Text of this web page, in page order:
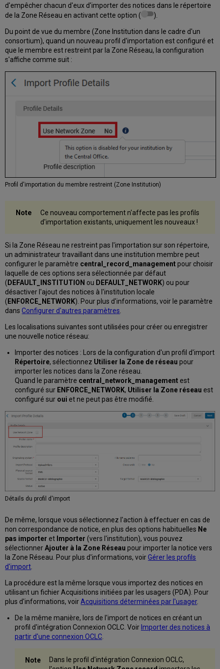
MARC
21
Récolte
des
notices
électroniques
à
communauté
Rapport
Moissonnage
modèles
dans
réseau
GND
BARE
Autres
modèles
d'autorité
Attribuer
une
notice
de
de
la
Réseau
au
catalogueur
d'une
autre
institution
d'empêcher chacun d'eux d'importer des notices dans le répertoire
de la Zone Réseau en activant cette option (
).
Du point de vue du membre (Zone Institution dans le cadre d'un
consortium), quand un nouveau profil d'importation est configuré et
que le membre est restreint par la Zone Réseau, la configuration
s'affiche comme suit :
Profil d'importation du membre restreint (Zone Institution)
Ce nouveau comportement n'affecte pas les profils
d'importation existants, uniquement les nouveaux !
Si la Zone Réseau ne restreint pas l'importation sur son répertoire,
un administrateur travaillant dans une institution membre peut
configurer le paramètre central_record_managementpour choisir
laquelle de ces options sera sélectionnée par défaut
( DEFAULT_INSTITUTION ou DEFAULT_NETWORK) ou pour
désactiver l'ajout des notices à l'institution locale
( ENFORCE_NETWORK). Pour plus d'informations, voir le paramètre
dansConfigurer d'autres paramètres.
Les localisations suivantes sont utilisées pour créer ou enregistrer
une nouvelle notice réseau:
Importer des notices : Lors de la configuration d'un profil d'import
Répertoire, sélectionnez Utiliser la Zone de réseau pour
importer les notices dans la Zone réseau.
Quand le paramètre central_network_managementest
configuré sur ENFORCE_NETWORK, Utiliser la Zone réseau est
configuré sur oui et ne peut pas être modifié.
Détails du profil d'import
De même, lorsque vous sélectionnez l'action à effectuer en cas de
non correspondance de notice, en plus des options habituelles Ne
pas importer et Importer (vers l'institution), vous pouvez
sélectionnerAjouter à la Zone Réseau pour importer la notice vers
la Zone Réseau. Pour plus d'informations, voirGérer les profils
d'import
La procédure est la même lorsque vous importez des notices en
utilisant un fichier Acquisitions initiées par les usagers (PDA). Pour
plus d'informations, voirAcquisitions déterminées par l'usager.
De la même manière, lors de l'import de notices en créant un
profil d'intégration Connexion OCLC. VoirImporter des notices à
partir d'une connexion OCLC.
Dans le profil d'intégration Connexion OCLC,